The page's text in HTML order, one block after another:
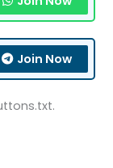
Join Now